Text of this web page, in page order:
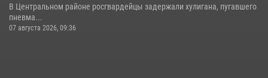
В Центральном районе росгвардейцы задержали хулигана, пугавшего
пневма...
07 августа 2026, 09:36